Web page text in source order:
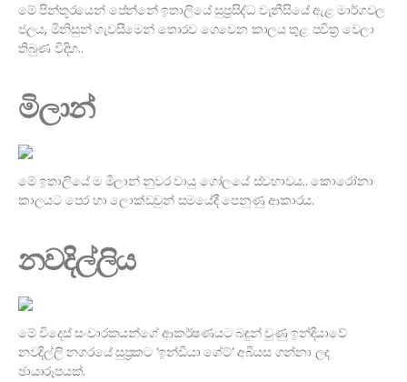
මේ පින්තූරයෙන් පේන්නේ ඉතාලියේ සුප්‍රසිද්ධ වැනීසියේ ඇළ මාර්ගවල
ජලය, මිනිසුන් ගැවසීමෙන් තොරව ගෙවෙන කාලය තුළ පවිත්‍ර වෙලා
තිබුණ විදිහ..
මිලාන්
මේ ඉතාලියේ ම මිලාන් නුවර වායු ගෝලයේ ස්වභාවය.. කොරෝනා
කාලයට පෙර හා ලොක්ඩවුන් සමයේදී පෙනුණු ආකාරය.
නවදිල්ලිය
මේ විදෙස් සංචාරකයන්ගේ ආකර්ෂණයට බඳුන් වුණු ඉන්දියාවේ
නවදිල්ලි නගරයේ සුප්‍රකට ‘ඉන්ඩියා ගේට්’ අබියස ගන්නා ලද
ඡායාරූපයක්.